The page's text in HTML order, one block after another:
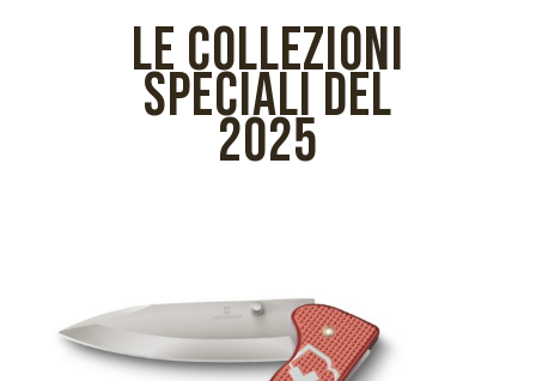
LE COLLEZIONI
SPECIALI DEL
2025